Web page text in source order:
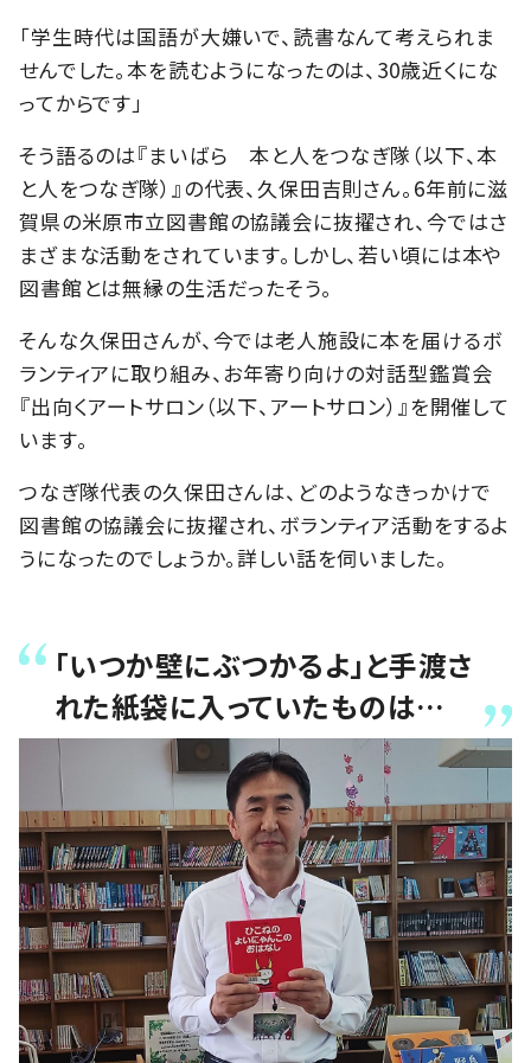
「学生時代は国語が大嫌いで、読書なんて考えられま
せんでした。本を読むようになったのは、30歳近くにな
ってからです」
そう語るのは『まいばら 本と人をつなぎ隊（以下、本
と人をつなぎ隊）』の代表、久保田吉則さん。6年前に滋
賀県の米原市立図書館の協議会に抜擢され、今ではさ
まざまな活動をされています。しかし、若い頃には本や
図書館とは無縁の生活だったそう。
そんな久保田さんが、今では老人施設に本を届けるボ
ランティアに取り組み、お年寄り向けの対話型鑑賞会
『出向くアートサロン（以下、アートサロン）』を開催して
います。
つなぎ隊代表の久保田さんは、どのようなきっかけで
図書館の協議会に抜擢され、ボランティア活動をするよ
うになったのでしょうか。詳しい話を伺いました。
「いつか壁にぶつかるよ」と手渡さ
れた紙袋に入っていたものは…